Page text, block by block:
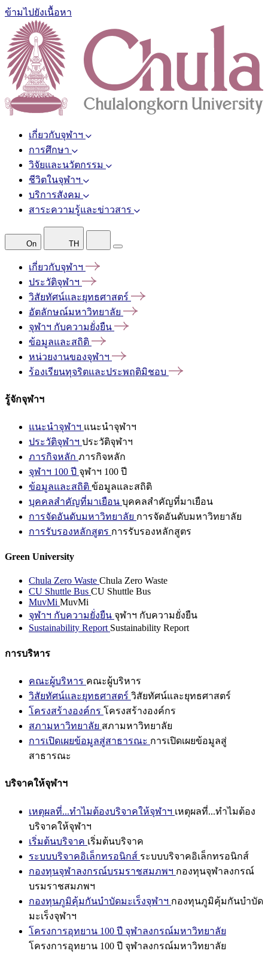
ข้ามไปยังเนื้อหา
เกี่ยวกับจุฬาฯ
การศึกษา
วิจัยและนวัตกรรม
ชีวิตในจุฬาฯ
บริการสังคม
สาระความรู้และข่าวสาร
On TH
เกี่ยวกับจุฬาฯ
ประวัติจุฬาฯ
วิสัยทัศน์และยุทธศาสตร์
อัตลักษณ์มหาวิทยาลัย
จุฬาฯ กับความยั่งยืน
ข้อมูลและสถิติ
หน่วยงานของจุฬาฯ
ร้องเรียนทุจริตและประพฤติมิชอบ
รู้จักจุฬาฯ
แนะนำจุฬาฯ แนะนำจุฬาฯ
ประวัติจุฬาฯ ประวัติจุฬาฯ
ภารกิจหลัก ภารกิจหลัก
จุฬาฯ 100 ปี จุฬาฯ 100 ปี
ข้อมูลและสถิติ ข้อมูลและสถิติ
บุคคลสำคัญที่มาเยือน บุคคลสำคัญที่มาเยือน
การจัดอันดับมหาวิทยาลัย การจัดอันดับมหาวิทยาลัย
การรับรองหลักสูตร การรับรองหลักสูตร
Green University
Chula Zero Waste Chula Zero Waste
CU Shuttle Bus CU Shuttle Bus
MuvMi MuvMi
จุฬาฯ กับความยั่งยืน จุฬาฯ กับความยั่งยืน
Sustainability Report Sustainability Report
การบริหาร
คณะผู้บริหาร คณะผู้บริหาร
วิสัยทัศน์และยุทธศาสตร์ วิสัยทัศน์และยุทธศาสตร์
โครงสร้างองค์กร โครงสร้างองค์กร
สภามหาวิทยาลัย สภามหาวิทยาลัย
การเปิดเผยข้อมูลสู่สาธารณะ การเปิดเผยข้อมูลสู่
สาธารณะ
บริจาคให้จุฬาฯ
เหตุผลที่...ทำไมต้องบริจาคให้จุฬาฯ เหตุผลที่...ทำไมต้อง
บริจาคให้จุฬาฯ
เริ่มต้นบริจาค เริ่มต้นบริจาค
ระบบบริจาคอิเล็กทรอนิกส์ ระบบบริจาคอิเล็กทรอนิกส์
กองทุนจุฬาลงกรณ์บรมราชสมภพฯ กองทุนจุฬาลงกรณ์
บรมราชสมภพฯ
กองทุนภูมิคุ้มกันบำบัดมะเร็งจุฬาฯ กองทุนภูมิคุ้มกันบำบัด
มะเร็งจุฬาฯ
โครงการอุทยาน 100 ปี จุฬาลงกรณ์มหาวิทยาลัย
โครงการอุทยาน 100 ปี จุฬาลงกรณ์มหาวิทยาลัย